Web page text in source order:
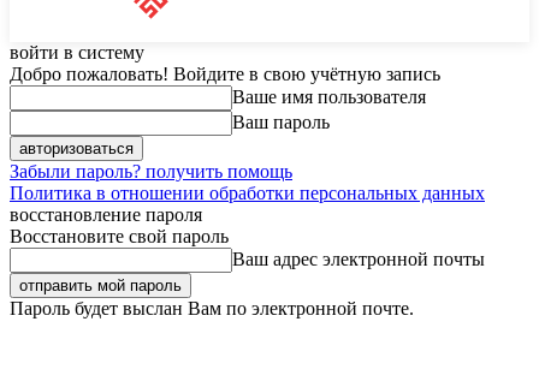
войти в систему
Добро пожаловать! Войдите в свою учётную запись
Ваше имя пользователя
Ваш пароль
Забыли пароль? получить помощь
Политика в отношении обработки персональных данных
восстановление пароля
Восстановите свой пароль
Ваш адрес электронной почты
Пароль будет выслан Вам по электронной почте.